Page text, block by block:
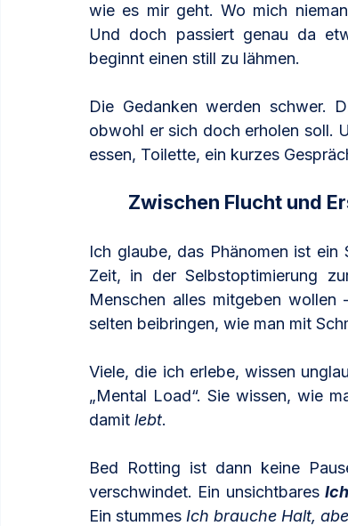
wie es mir geht. Wo mich
Und doch passiert genau da
beginnt einen still zu lähmen.
Die Gedanken werden schwer.
obwohl er sich doch erholen soll.
essen, Toilette, ein kurzes
Zwischen Flucht und
Ich glaube, das Phänomen ist ein
Zeit, in der Selbstoptimierung
Menschen alles mitgeben wollen
selten beibringen, wie man mit
Viele, die ich erlebe, wissen
„Mental Load“. Sie wissen, wie
damit lebt.
Bed Rotting ist dann keine
verschwindet. Ein unsichtbares
Ein stummes Ich brauche Halt,